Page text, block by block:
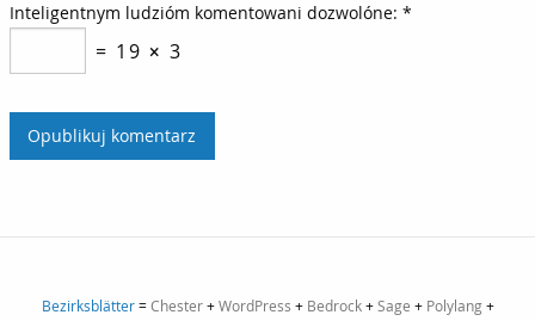
Inteligentnym ludzióm komentowani dozwolóne: *
= 19 × 3
Bezirksblätter=Chester+WordPress + Bedrock+Sage + Polylang+